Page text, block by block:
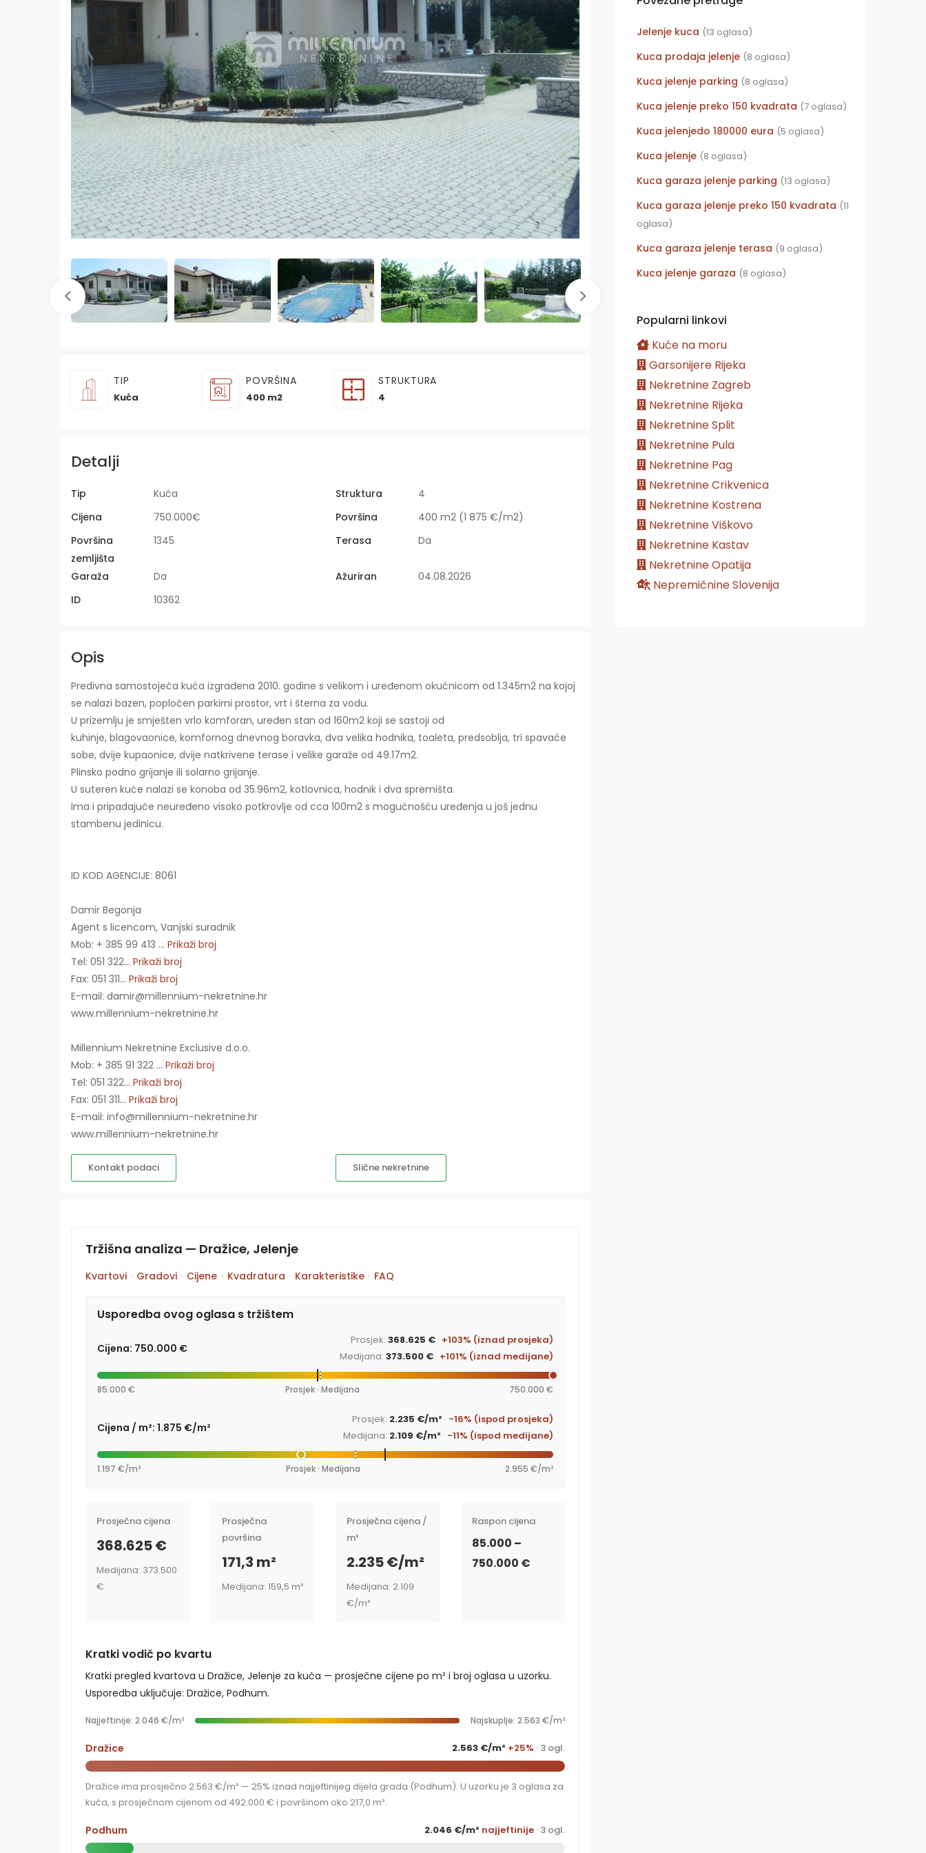
TIP
Kuća
POVRŠINA
400 m2
STRUKTURA
4
Detalji
Tip Kuća Struktura
4
Cijena
750.000€ Površina
400 m2 (1 875 €/m2)
Površina
zemljišta
1345 Terasa Da
Garaža Da Ažuriran
04.08.2026
ID
10362
Opis
Predivna samostojeća kuća izgrađena 2010. godine s velikom i uređenom okućnicom od 1.345m2 na kojoj
se nalazi bazen, popločen parkirni prostor, vrt i šterna za vodu.
U prizemlju je smješten vrlo komforan, uređen stan od 160m2 koji se sastoji od
kuhinje, blagovaonice, komfornog dnevnog boravka, dva velika hodnika, toaleta, predsoblja, tri spavaće
sobe, dvije kupaonice, dvije natkrivene terase i velike garaže od 49.17m2.
Plinsko podno grijanje ili solarno grijanje.
U suteren kuće nalazi se konoba od 35.96m2, kotlovnica, hodnik i dva spremišta.
Ima i pripadajuće neuređeno visoko potkrovlje od cca 100m2 s mogućnošću uređenja u još jednu
stambenu jedinicu.
ID KOD AGENCIJE: 8061
Damir Begonja
Agent s licencom, Vanjski suradnik
Mob: + 385 99 413 ... Prikaži broj
Tel: 051 322... Prikaži broj
Fax: 051 311... Prikaži broj
E-mail: damir@millennium-nekretnine.hr
www.millennium-nekretnine.hr
Millennium Nekretnine Exclusive d.o.o.
Mob: + 385 91 322 ... Prikaži broj
Tel: 051 322... Prikaži broj
Fax: 051 311... Prikaži broj
E-mail: info@millennium-nekretnine.hr
www.millennium-nekretnine.hr
Kontakt podaci Slične nekretnine
Tržišna analiza — Dražice, Jelenje
Kvartovi · Gradovi · Cijene · Kvadratura · Karakteristike · FAQ
Usporedba ovog oglasa s tržištem
Cijena: 750.000 €
Prosjek: 368.625 € · +103% (iznad prosjeka)
Medijana: 373.500 € · +101% (iznad medijane)
85.000 € Prosjek · Medijana 750.000 €
Cijena / m²: 1.875 €/m²
Prosjek: 2.235 €/m² · -16% (ispod prosjeka)
Medijana: 2.109 €/m² · -11% (ispod medijane)
1.197 €/m² Prosjek · Medijana 2.955 €/m²
Prosječna cijena
368.625 €
Medijana: 373.500
€
Prosječna
površina
171,3 m²
Medijana: 159,5 m²
Prosječna cijena /
m²
2.235 €/m²
Medijana: 2.109
€/m²
Raspon cijena
85.000 –
750.000 €
Kratki vodič po kvartu
Kratki pregled kvartova u Dražice, Jelenje za kuća — prosječne cijene po m² i broj oglasa u uzorku.
Usporedba uključuje: Dražice, Podhum.
Najjeftinije: 2.046 €/m² Najskuplje: 2.563 €/m²
Dražice 2.563 €/m² +25% · 3 ogl.
Dražice ima prosječno 2.563 €/m² — 25% iznad najjeftinijeg dijela grada (Podhum). U uzorku je 3 oglasa za
kuća, s prosječnom cijenom od 492.000 € i površinom oko 217,0 m².
Podhum 2.046 €/m² najjeftinije · 3 ogl.
Jelenje kuca (13 oglasa)
Kuca prodaja jelenje (8 oglasa)
Kuca jelenje parking (8 oglasa)
Kuca jelenje preko 150 kvadrata (7 oglasa)
Kuca jelenjedo 180000 eura (5 oglasa)
Kuca jelenje (8 oglasa)
Kuca garaza jelenje parking (13 oglasa)
Kuca garaza jelenje preko 150 kvadrata (11
oglasa)
Kuca garaza jelenje terasa (9 oglasa)
Kuca jelenje garaza (8 oglasa)
Popularni linkovi
Kuće na moru
Garsonijere Rijeka
Nekretnine Zagreb
Nekretnine Rijeka
Nekretnine Split
Nekretnine Pula
Nekretnine Pag
Nekretnine Crikvenica
Nekretnine Kostrena
Nekretnine Viškovo
Nekretnine Kastav
Nekretnine Opatija
Nepremičnine Slovenija